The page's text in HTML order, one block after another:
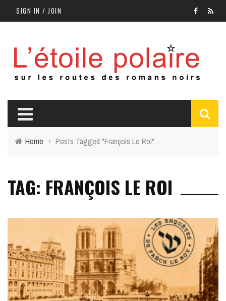
SIGN IN / JOIN
Home › Posts Tagged "François Le Roi"
TAG: FRANÇOIS LE ROI